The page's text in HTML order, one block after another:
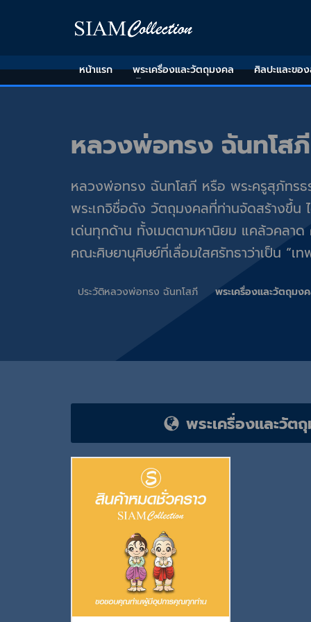
หน้าแรก พระเครื่องและวัตถุมงคล ศิลปะและขอ
หลวงพ่อทรง ฉันทโสภี
หลวงพ่อทรง ฉันทโสภี หรือ พระครูสุภัทร
พระเกจิชื่อดัง วัตถุมงคลที่ท่านจัดสร้างขึ้น
เด่นทุกด้าน ทั้งเมตตามหานิยม แคล้วคลา
คณะศิษยานุศิษย์ที่เลื่อมใสศรัทธาว่าเป็น “เ
ประวัติหลวงพ่อทรง ฉันทโสภี พระเครื่องและวัตถุมง
พระเครื่องและวั